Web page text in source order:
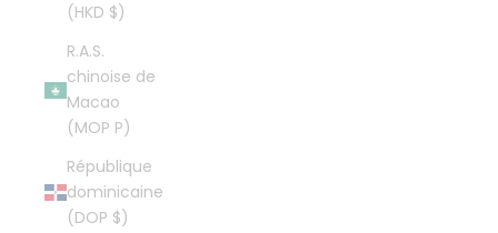
(HKD $)
R.A.S.
chinoise de
Macao
(MOP P)
République
dominicaine
(DOP $)